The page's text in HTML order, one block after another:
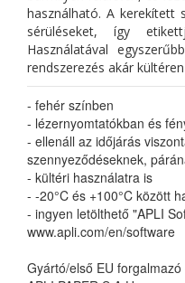
használható. A kerekített
sérüléseket, így
Használatával
rendszerezés akár
- fehér színben
- lézernyomtatókban és
- ellenáll az időjárás
szennyeződéseknek,
- kültéri használatra is
- -20°C és +100°C között
- ingyen letölthető "APLI
www.apli.com/en/software
Gyártó/első EU